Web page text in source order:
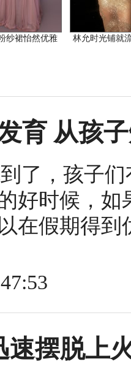
纱裙怡然优雅 林允时光铺就
育 从孩
了，孩子
好时候，
在假期得
速摆脱上